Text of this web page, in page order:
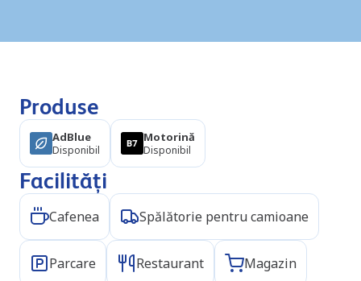
Produse
AdBlue
Disponibil
Motorină
Disponibil
Facilități
Cafenea Spălătorie pentru camioane
Parcare Restaurant Magazin